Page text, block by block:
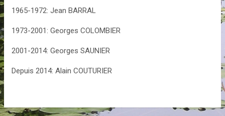
1965-1972: Jean BARRAL
1973-2001: Georges COLOMBIER
2001-2014: Georges SAUNIER
Depuis 2014: Alain COUTURIER